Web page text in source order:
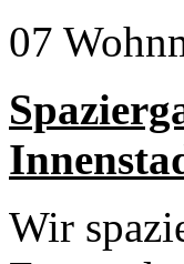
07
Wir